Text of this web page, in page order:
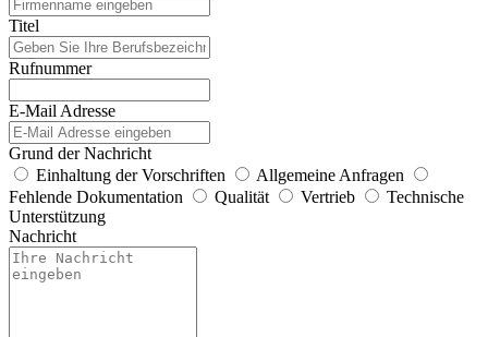
Titel
Rufnummer
E-Mail Adresse
Grund der Nachricht
Einhaltung der Vorschriften
Allgemeine Anfragen
Fehlende Dokumentation
Qualität Vertrieb
Technische
Unterstützung
Nachricht